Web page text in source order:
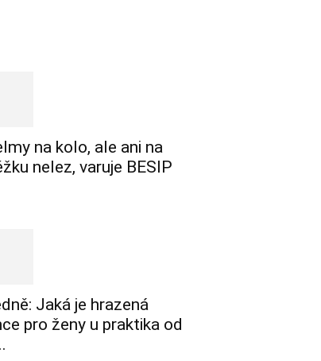
na kolo, ale ani na
nelez, varuje BESIP
Jaká je hrazená
pro ženy u praktika od